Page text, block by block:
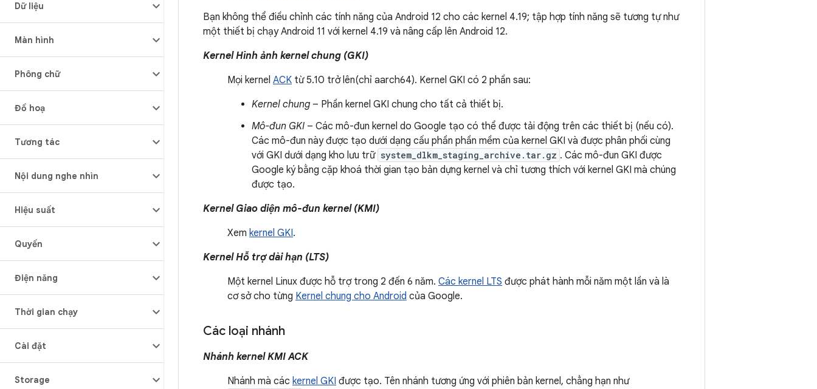
Dữ liệu
Màn hình
Phông chữ
Đồ hoạ
Tương tác
Nội dung nghe nhìn
Hiệu suất
Quyền
Điện năng
Thời gian chạy
Cài đặt
Storage
Bạn không thể điều chỉnh các tính năng của Android 12 cho các kernel 4.19; tập hợp tính năng sẽ tương tự như
một thiết bị chạy Android 11 với kernel 4.19 và nâng cấp lên Android 12.
Kernel Hình ảnh kernel chung (GKI)
Mọi kernel ACK từ 5.10 trở lên(chỉ aarch64). Kernel GKI có 2 phần sau:
Kernel chung – Phần kernel GKI chung cho tất cả thiết bị.
Mô-đun GKI – Các mô-đun kernel do Google tạo có thể được tải động trên các thiết bị (nếu có).
Các mô-đun này được tạo dưới dạng cấu phần phần mềm của kernel GKI và được phân phối cùng
với GKI dưới dạng kho lưu trữ system_dlkm_staging_archive.tar.gz . Các mô-đun GKI được
Google ký bằng cặp khoá thời gian tạo bản dựng kernel và chỉ tương thích với kernel GKI mà chúng
được tạo.
Kernel Giao diện mô-đun kernel (KMI)
Xem kernel GKI.
Kernel Hỗ trợ dài hạn (LTS)
Một kernel Linux được hỗ trợ trong 2 đến 6 năm. Các kernel LTS được phát hành mỗi năm một lần và là
cơ sở cho từng Kernel chung cho Android của Google.
Các loại nhánh
Nhánh kernel KMI ACK
Nhánh mà các kernel GKI được tạo. Tên nhánh tương ứng với phiên bản kernel, chẳng hạn như